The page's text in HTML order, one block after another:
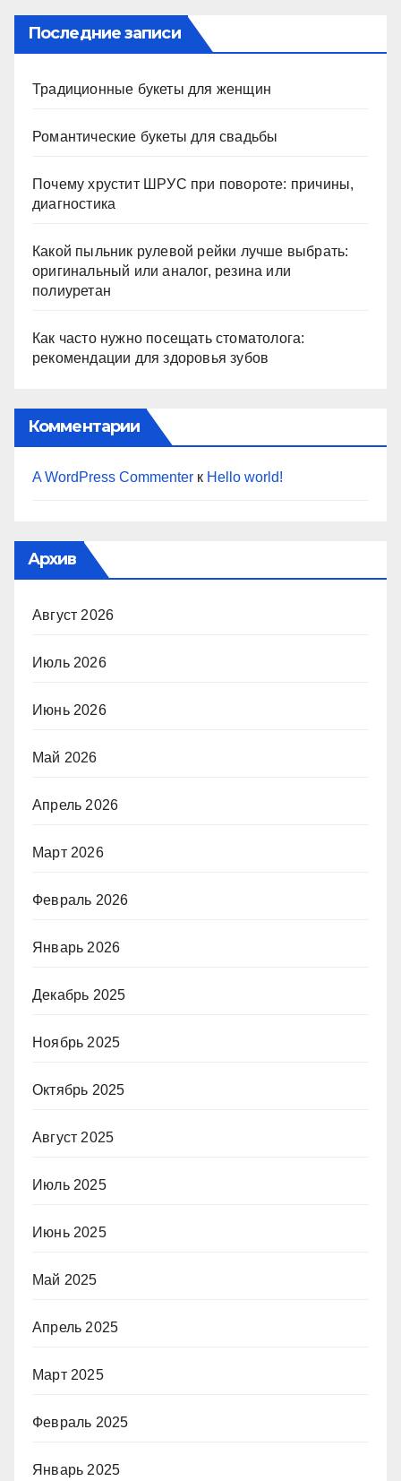
Последние записи
Традиционные букеты для женщин
Романтические букеты для свадьбы
Почему хрустит ШРУС при повороте: причины,
диагностика
Какой пыльник рулевой рейки лучше выбрать:
оригинальный или аналог, резина или
полиуретан
Как часто нужно посещать стоматолога:
рекомендации для здоровья зубов
Комментарии
A WordPress Commenter к Hello world!
Архив
Август 2026
Июль 2026
Июнь 2026
Май 2026
Апрель 2026
Март 2026
Февраль 2026
Январь 2026
Декабрь 2025
Ноябрь 2025
Октябрь 2025
Август 2025
Июль 2025
Июнь 2025
Май 2025
Апрель 2025
Март 2025
Февраль 2025
Январь 2025